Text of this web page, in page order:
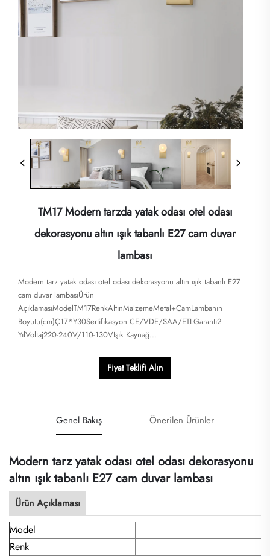
TM17 Modern tarzda yatak odası otel odası
dekorasyonu altın ışık tabanlı E27 cam duvar
lambası
Modern tarz yatak odası otel odası dekorasyonu altın ışık tabanlı E27
cam duvar lambasıÜrün
AçıklamasıModelTM17RenkAltınMalzemeMetal+CamLambanın
Boyutu(cm)Ç17*Y30Sertifikasyon CE/VDE/SAA/ETLGaranti2
YılVoltaj220-240V/110-130VIşık Kaynağ...
Fiyat Teklifi Alın
Genel Bakış Önerilen Ürünler
Modern tarz yatak odası otel odası dekorasyonu
altın ışık tabanlı E27 cam duvar lambası
Ürün Açıklaması
Model
Renk